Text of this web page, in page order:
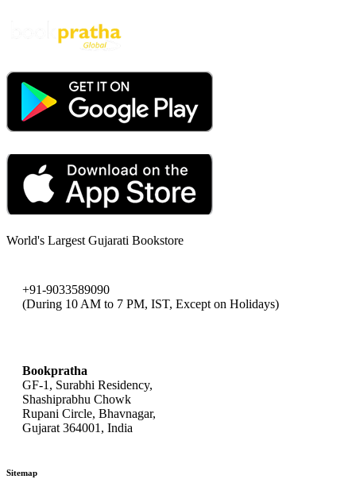
World's Largest Gujarati Bookstore
+91-9033589090
(During 10 AM to 7 PM, IST, Except on Holidays)
Bookpratha
GF-1, Surabhi Residency,
Shashiprabhu Chowk
Rupani Circle, Bhavnagar,
Gujarat 364001, India
Sitemap